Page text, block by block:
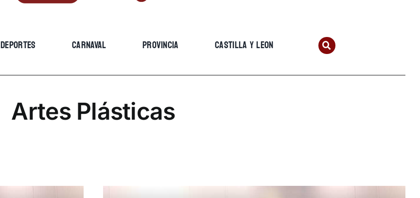
DEPORTES CARNAVAL PROVINCIA CASTILLA Y LEON
Artes Plásticas